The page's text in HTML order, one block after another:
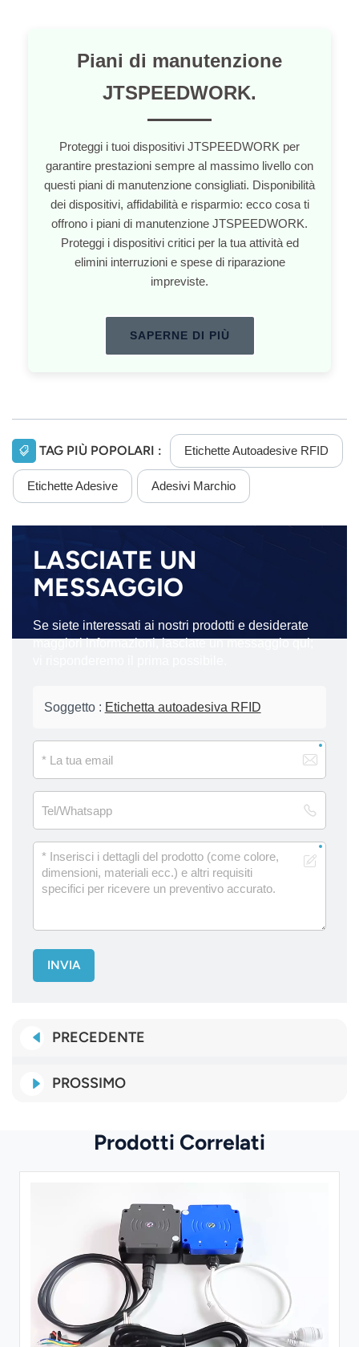
Piani di manutenzione
JTSPEEDWORK.
Proteggi i tuoi dispositivi JTSPEEDWORK per
garantire prestazioni sempre al massimo livello con
questi piani di manutenzione consigliati. Disponibilità
dei dispositivi, affidabilità e risparmio: ecco cosa ti
offrono i piani di manutenzione JTSPEEDWORK.
Proteggi i dispositivi critici per la tua attività ed
elimini interruzioni e spese di riparazione
impreviste.
SAPERNE DI PIÙ
TAG PIÙ POPOLARI : Etichette Autoadesive RFID
Etichette Adesive Adesivi Marchio
LASCIATE UN
MESSAGGIO
Se siete interessati ai nostri prodotti e desiderate
maggiori informazioni, lasciate un messaggio qui;
Soggetto : Etichetta autoadesiva RFID
INVIA
PRECEDENTE
PROSSIMO
Prodotti Correlati